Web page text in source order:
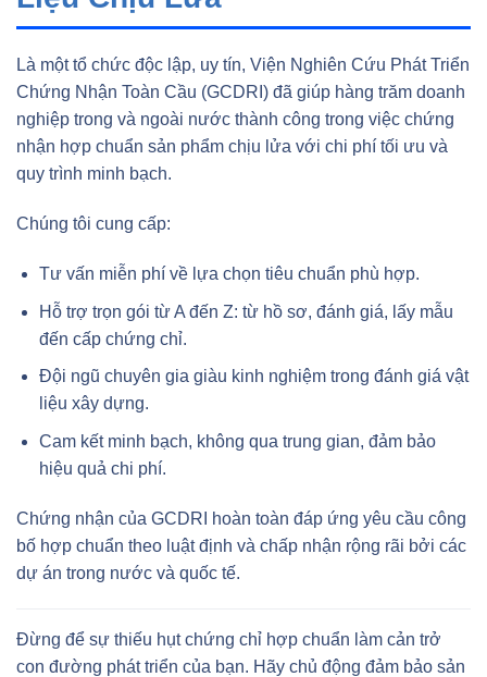
Là một tổ chức độc lập, uy tín, Viện Nghiên Cứu Phát Triển
Chứng Nhận Toàn Cầu (GCDRI) đã giúp hàng trăm doanh
nghiệp trong và ngoài nước thành công trong việc chứng
nhận hợp chuẩn sản phẩm chịu lửa với chi phí tối ưu và
quy trình minh bạch.
Chúng tôi cung cấp:
Tư vấn miễn phí về lựa chọn tiêu chuẩn phù hợp.
Hỗ trợ trọn gói từ A đến Z: từ hồ sơ, đánh giá, lấy mẫu
đến cấp chứng chỉ.
Đội ngũ chuyên gia giàu kinh nghiệm trong đánh giá vật
liệu xây dựng.
Cam kết minh bạch, không qua trung gian, đảm bảo
hiệu quả chi phí.
Chứng nhận của GCDRI hoàn toàn đáp ứng yêu cầu công
bố hợp chuẩn theo luật định và chấp nhận rộng rãi bởi các
dự án trong nước và quốc tế.
Đừng để sự thiếu hụt chứng chỉ hợp chuẩn làm cản trở
con đường phát triển của bạn. Hãy chủ động đảm bảo sản